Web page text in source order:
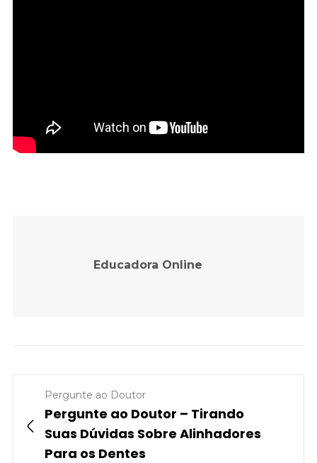
Educadora Online
Pergunte ao Doutor
Pergunte ao Doutor – Tirando
Suas Dúvidas Sobre Alinhadores
Para os Dentes